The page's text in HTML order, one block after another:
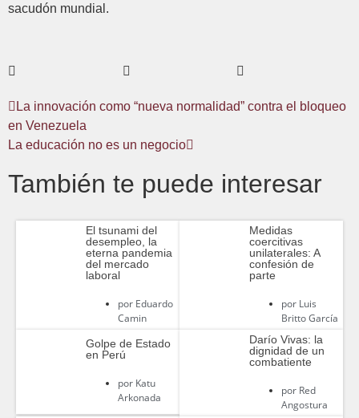
sacudón mundial.
La innovación como “nueva normalidad” contra el bloqueo
en Venezuela
La educación no es un negocio
También te puede interesar
El tsunami del
desempleo, la
eterna pandemia
del mercado
laboral
porEduardo
Camin
Medidas
coercitivas
unilaterales: A
confesión de
parte
porLuis
Britto García
Golpe de Estado
en Perú
porKatu
Arkonada
Darío Vivas: la
dignidad de un
combatiente
porRed
Angostura